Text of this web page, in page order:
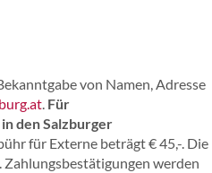
von Namen, Adresse
. Für
den Salzburger
für Externe beträgt € 45,-. Die
Zahlungsbestätigungen werden